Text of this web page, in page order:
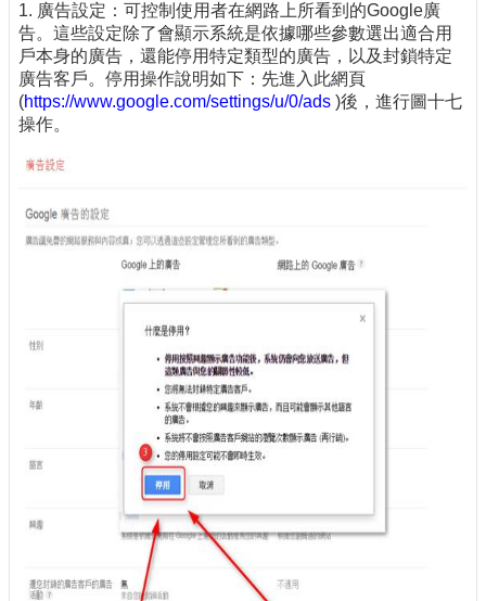
1. 廣告設定：可控制使用者在網路上所看到的Google廣
告。這些設定除了會顯示系統是依據哪些參數選出適合用
戶本身的廣告，還能停用特定類型的廣告，以及封鎖特定
廣告客戶。停用操作說明如下：先進入此網頁
(https://www.google.com/settings/u/0/ads )後，進行圖十七
操作。